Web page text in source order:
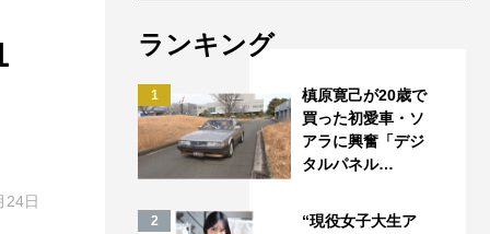
24日
ランキング
1
槙原寛己が20歳で
買った初愛車・ソ
アラに興奮「デジ
タルパネル…
2
“現役女子大生ア